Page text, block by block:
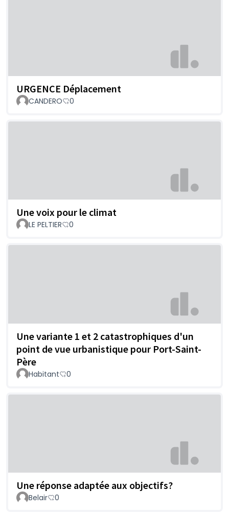
URGENCE Déplacement
CANDERO 0
Une voix pour le climat
LE PELTIER 0
Une variante 1 et 2 catastrophiques d'un
point de vue urbanistique pour Port-Saint-
Père
Habitant 0
Une réponse adaptée aux objectifs?
Belair 0